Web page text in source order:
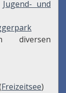
Jugend- und
diversen
Freizeitsee)